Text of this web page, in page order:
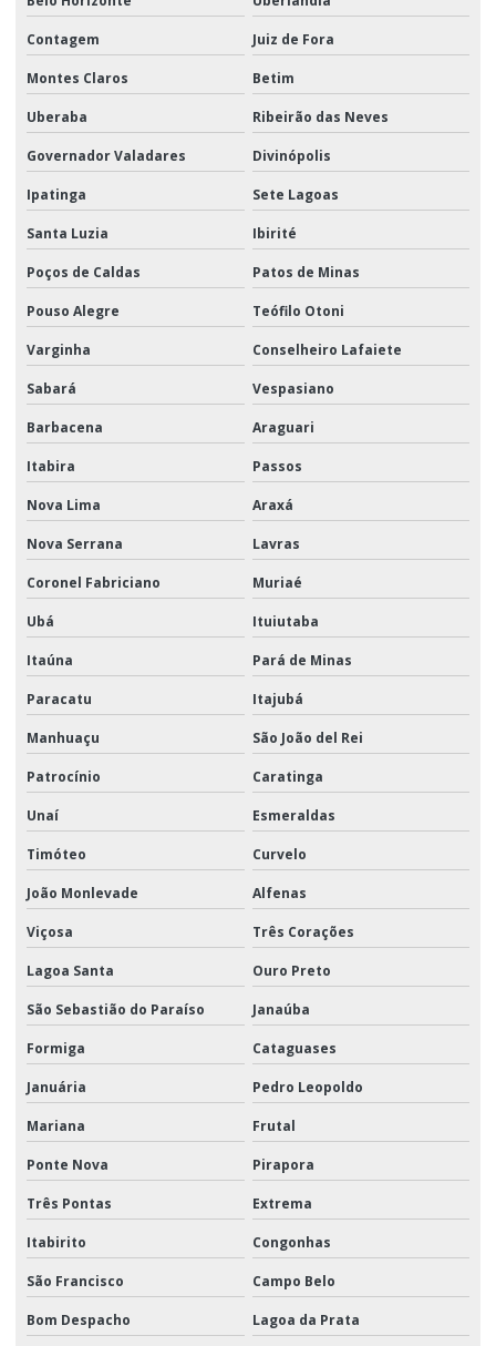
Contagem Juiz de Fora
Montes Claros Betim
Uberaba Ribeirão das Neves
Governador Valadares Divinópolis
Ipatinga Sete Lagoas
Santa Luzia Ibirité
Poços de Caldas Patos de Minas
Pouso Alegre Teófilo Otoni
Varginha Conselheiro Lafaiete
Sabará Vespasiano
Barbacena Araguari
Itabira Passos
Nova Lima Araxá
Nova Serrana Lavras
Coronel Fabriciano Muriaé
Ubá Ituiutaba
Itaúna Pará de Minas
Paracatu Itajubá
Manhuaçu São João del Rei
Patrocínio Caratinga
Unaí Esmeraldas
Timóteo Curvelo
João Monlevade Alfenas
Viçosa Três Corações
Lagoa Santa Ouro Preto
São Sebastião do Paraíso Janaúba
Formiga Cataguases
Januária Pedro Leopoldo
Mariana Frutal
Ponte Nova Pirapora
Três Pontas Extrema
Itabirito Congonhas
São Francisco Campo Belo
Bom Despacho Lagoa da Prata